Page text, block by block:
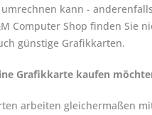
kann -
Computer Shop finden Sie
günstige Grafikkarten.
Grafikkarte kaufen
arbeiten gleichermaßen